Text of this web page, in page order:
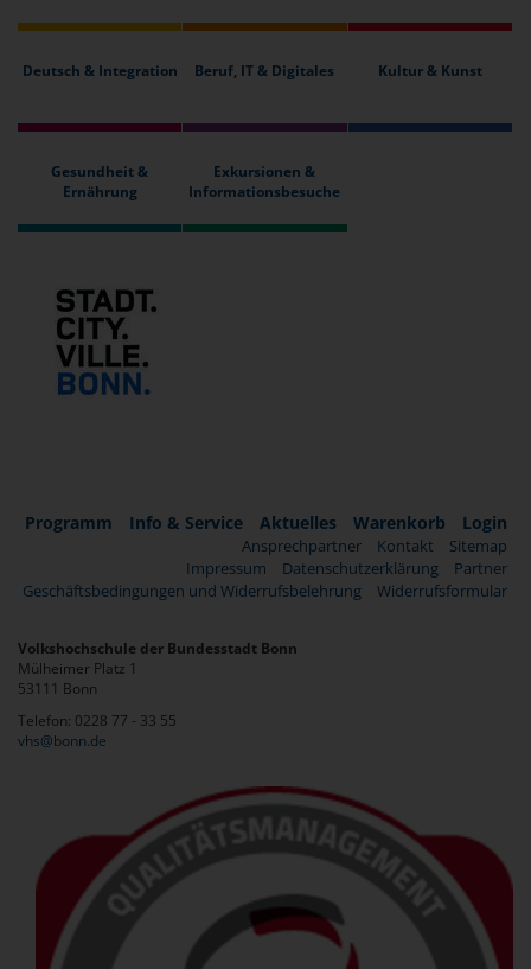
Deutsch & Integration Beruf, IT & Digitales Kultur & Kunst
Gesundheit &
Ernährung
Exkursionen &
Informationsbesuche
Programm Info & Service Aktuelles Warenkorb Login
Ansprechpartner Kontakt
Sitemap
Impressum
Datenschutzerklärung
Partner
Geschäftsbedingungen und Widerrufsbelehrung
Widerrufsformular
Volkshochschule der Bundesstadt Bonn
Mülheimer Platz 1
53111 Bonn
Telefon: 0228 77 - 33 55
vhs@bonn.de